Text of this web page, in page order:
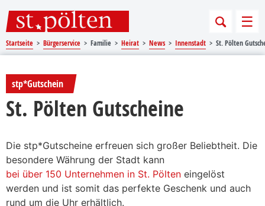
Startseite Bürgerservice Familie Heirat News Innenstadt St. Pölten
stp*Gutschein
St. Pölten Gutscheine
Die stp*Gutscheine erfreuen sich großer Beliebtheit. Die
besondere Währung der Stadt kann
bei über 150 Unternehmen in St. Pölten eingelöst
werden und ist somit das perfekte Geschenk und auch
rund um die Uhr erhältlich.